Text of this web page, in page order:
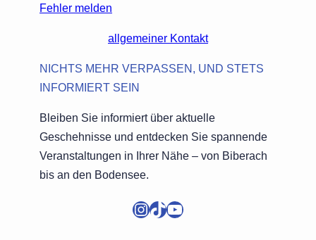
Fehler melden
allgemeiner Kontakt
NICHTS MEHR VERPASSEN, UND STETS
INFORMIERT SEIN
Bleiben Sie informiert über aktuelle
Geschehnisse und entdecken Sie spannende
Veranstaltungen in Ihrer Nähe – von Biberach
bis an den Bodensee.
InstagramTikTok YouTube